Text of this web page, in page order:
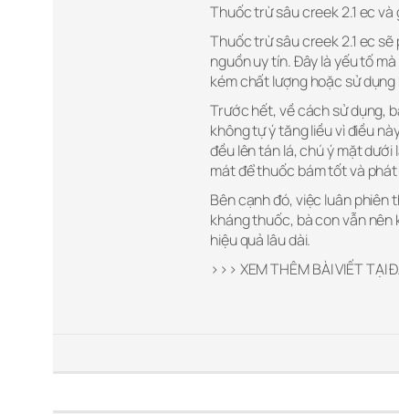
Thuốc trừ sâu creek 2.1 ec
Thuốc trừ sâu creek 2.1 ec
nguồn uy tín. Đây là yếu tố
kém chất lượng hoặc sử
Trước hết, về cách sử dụng,
không tự ý tăng liều vì điều
đều lên tán lá, chú ý mặt
mát để thuốc bám tốt và
Bên cạnh đó, việc luân
kháng thuốc, bà con vẫn
hiệu quả lâu dài.
>>> XEM THÊM BÀI VIẾT TẠI